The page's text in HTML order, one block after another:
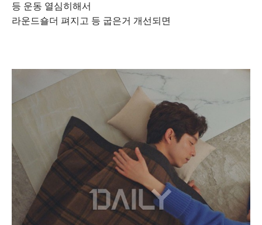
등 운동 열심히해서
라운드숄더 펴지고 등 굽은거 개선되면